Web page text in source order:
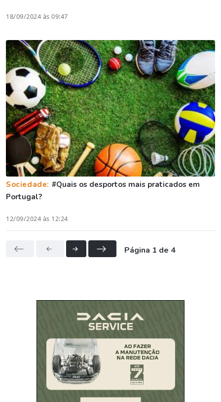
18/09/2024 às 09:47
Sociedade: #Quais os desportos mais praticados em
Portugal?
12/09/2024 às 12:24
Página 1 de 4